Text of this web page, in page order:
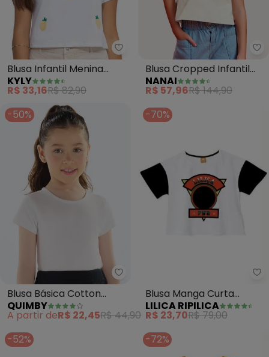
Kyly - Blusa Infantil Menina
Blusa Infantil Menina
Abacaxi (Branco)
KYLY
R$ 33,16R$ 82,90
Blusa Cropped Infantil
com Aviamentos (Off
White)
NANAI
R$ 57,96R$ 144,90
-50%
Quimby - Blusa Básica Cotton
Blusa Básica Cotton
Menina (Branco)
QUIMBY
A partir deR$ 22,45R$ 44,90
-70%
Blusa Manga Curta
Menina Infantil (Branco)
LILICA RIPILICA
R$ 23,70R$ 79,00
-52%
-72%